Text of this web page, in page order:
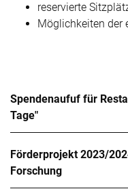
reservierte
Möglichkeiten der
Spendenaufuf für
Tage"
Förderprojekt 2023/
Forschung